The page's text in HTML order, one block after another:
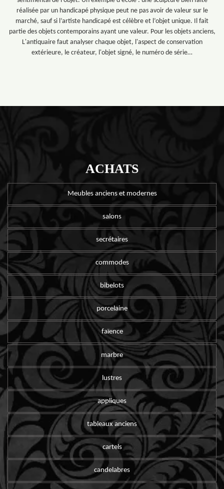
réalisée par un handicapé physique peut ne pas avoir de valeur sur le
marché, sauf si l’artiste handicapé est célèbre et l’objet unique. Il fait
partie des objets contemporains ayant une valeur. Pour les objets anciens,
L'antiquaire faut analyser chaque objet, l'aspect de conservation
extérieure, le créateur, l'objet signé, le numéro de série…
ACHATS
Meubles anciens et modernes
salons
secrétaires
commodes
bibelots
porcelaine
faïence
marbre
lustres
appliques
tableaux anciens
cartels
candelabres